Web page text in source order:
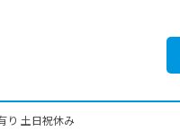
り 土日祝休み